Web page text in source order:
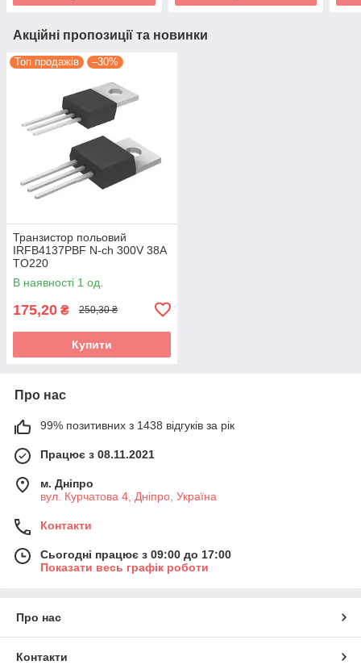
Акційні пропозиції та новинки
Топ продажів –30%
Транзистор польовий
IRFB4137PBF N-ch 300V 38A
TO220
В наявності 1 од.
175,20 ₴ 250,30 ₴
Купити
Про нас
99% позитивних з 1438 відгуків за рік
Працює з 08.11.2021
м. Дніпро
вул. Курчатова 4, Дніпро, Україна
Контакти
Сьогодні працює з 09:00 до 17:00
Показати весь графік роботи
Про нас
Контакти